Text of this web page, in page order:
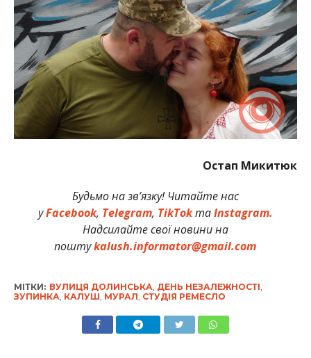
Остап Микитюк
Будьмо на зв’язку! Читайте нас
уFacebook, Telegram, TikTokтаInstagram.
Надсилайте свої новини на
поштуkalush.informator@gmail.com
МІТКИ: ВУЛИЦЯ ДОЛИНСЬКА ДЕНЬ НЕЗАЛЕЖНОСТІ
ЗУПИНКА КАЛУШ МУРАЛ СТУДІЯ РЕМЕСЛО